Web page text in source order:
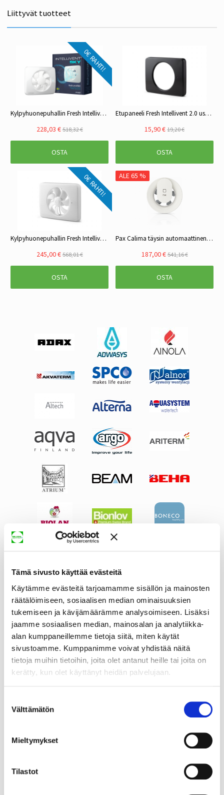
Tämä sivusto käyttää evästeitä
Käytämme evästeitä tarjoamamme sisällön ja mainosten
räätälöimiseen, sosiaalisen median ominaisuuksien
tukemiseen ja kävijämäärämme analysoimiseen. Lisäksi
jaamme sosiaalisen median, mainosalan ja analytiikka-
alan kumppaneillemme tietoja siitä, miten käytät
sivustoamme. Kumppanimme voivat yhdistää näitä
tietoja muihin tietoihin, joita olet antanut heille tai joita on
kerätty, kun olet käyttänyt heidän palvelujaan.
valinta
Välttämätön
Mieltymykset
Tilastot
Liittyvät tuotteet
0€ RAHTI!
Kylpyhuonepuhallin Fresh Intellivent SKY
228,03 € 518,32 €
OSTA
Etupaneeli Fresh Intellivent 2.0 useita värejä
15,90 € 19,20 €
OSTA
0€ RAHTI!
Kylpyhuonepuhallin Fresh Intellivent 2.0 valkoinen
245,00 € 568,01 €
OSTA
ALE 65 %
Pax Calima täysin automaattinen puhallin
187,00 € 541,16 €
OSTA